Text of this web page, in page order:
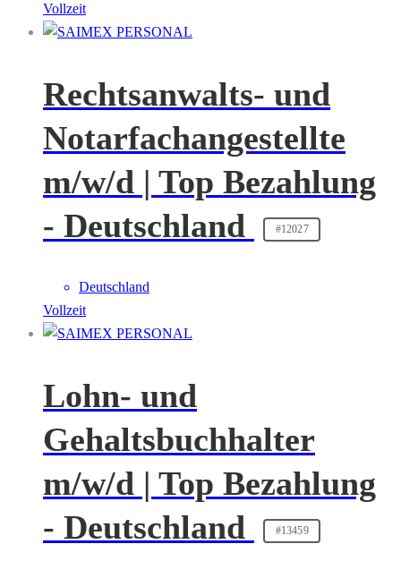
Vollzeit
Rechtsanwalts- und
Notarfachangestellte
m/w/d | Top Bezahlung
- Deutschland
#12027
Deutschland
Vollzeit
Lohn- und
Gehaltsbuchhalter
m/w/d | Top Bezahlung
- Deutschland
#13459